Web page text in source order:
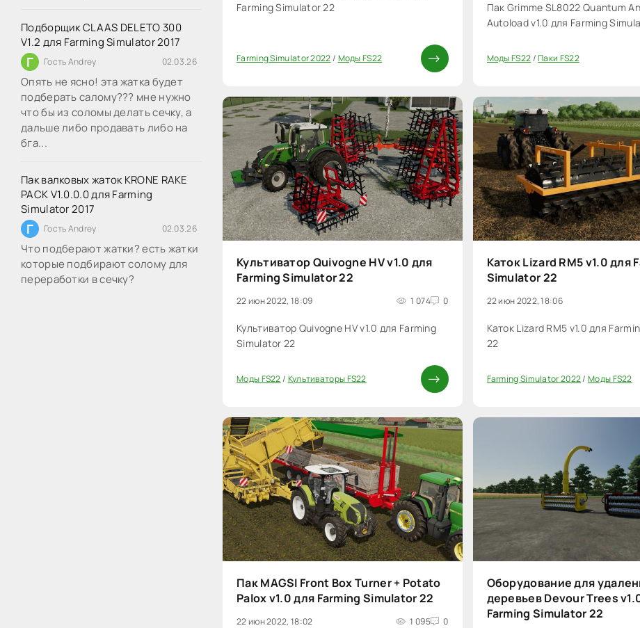
Подборщик CLAAS DELETO 300
V1.2 для Farming Simulator 2017
Г Гость Andrey 02.03.26
Опять не ясно! эта жатка будет
подберать салому??? мне нужно
что бы из соломы делать сечку, а
дальше либо продавать либо на
бга...
Пак валковых жаток KRONE RAKE
PACK V1.0.0.0 для Farming
Simulator 2017
Г Гость Andrey 02.03.26
Что подберают жатки? есть жатки
которые подбирают солому для
переработки в сечку?
Farming Simulator 22
Farming Simulator 2022/ Моды FS22
Пак Grimme SL8022 Quantum
Autoload v1.0 для Farming
0
Моды FS22/Паки FS22
Культиватор Quivogne HV v1.0 для
Farming Simulator 22
22 июн 2022, 18:09 1 074 0
Культиватор Quivogne HV v1.0 для Farming
Simulator 22
Моды FS22/ Культиваторы FS22
Каток Lizard RM5 v1.0 для
Simulator 22
22 июн 2022, 18:06
Каток Lizard RM5 v1.0 для
22
0
Farming Simulator 2022/Моды FS22
Пак MAGSI Front Box Turner + Potato
Palox v1.0 для Farming Simulator 22
22 июн 2022, 18:02 1 095 0
Оборудование для
деревьев Devour Trees
Farming Simulator 22